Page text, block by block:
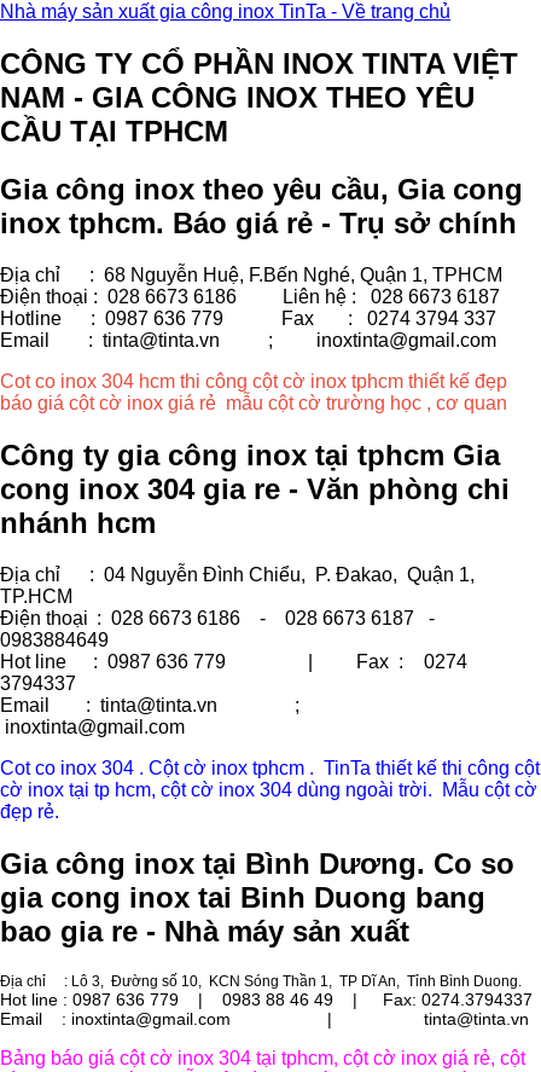
Nhà máy sản xuất gia công inox TinTa - Về trang chủ
CÔNG TY CỔ PHẦN INOX TINTA VIỆT
NAM - GIA CÔNG INOX THEO YÊU
CẦU TẠI TPHCM
Gia công inox theo yêu cầu, Gia cong
inox tphcm. Báo giá rẻ - Trụ sở chính
Địa chỉ : 68 Nguyễn Huệ, F.Bến Nghé, Quận 1, TPHCM
Điện thoại : 028 6673 6186
Liên hệ : 028 6673 6187
Hotline : 0987 636 779 Fax
: 0274 3794 337
Email : tinta@tinta.vn ;
inoxtinta@gmail.com
Cot co inox 304 hcm thi công cột cờ inox tphcm thiết kế đẹp
báo giá cột cờ inox giá rẻ mẫu cột cờ trường học , cơ quan
Công ty gia công inox tại tphcm Gia
cong inox 304 gia re - Văn phòng chi
nhánh hcm
Địa chỉ
: 04 Nguyễn Đình Chiểu, P. Đakao, Quận 1,
TP.HCM
Điện thoại : 028 6673 6186 - 028 6673 6187 -
0983884649
Hot line
: 0987 636 779 | Fax :
0274
3794337
Email
: tinta@tinta.vn ;
inoxtinta@gmail.com
Cot co inox 304 . Cột cờ inox tphcm . TinTa thiết kế thi công cột
cờ inox tại tp hcm, cột cờ inox 304 dùng ngoài trời. Mẫu cột cờ
đẹp rẻ.
Gia công inox tại Bình Dương. Co so
gia cong inox tai Binh Duong bang
bao gia re - Nhà máy sản xuất
Địa chỉ : Lô 3, Đường số 10, KCN Sóng Thần 1, TP Dĩ An, Tỉnh Bình Duong.
Hot line : 0987 636 779 | 0983 88 46 49 |
Fax: 0274.3794337
Email : inoxtinta@gmail.com | tinta@tinta.vn
Bảng báo giá cột cờ inox 304 tại tphcm, cột cờ inox giá rẻ, cột